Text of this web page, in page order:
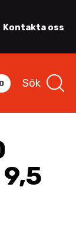
Kontakta oss
0 Sök